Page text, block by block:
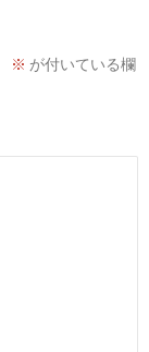
※ が付いている欄